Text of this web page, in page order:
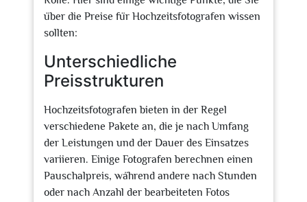
über die Preise für Hochzeitsfotografen wissen
sollten:
Unterschiedliche
Preisstrukturen
Hochzeitsfotografen bieten in der Regel
verschiedene Pakete an, die je nach Umfang
der Leistungen und der Dauer des Einsatzes
variieren. Einige Fotografen berechnen einen
Pauschalpreis, während andere nach Stunden
oder nach Anzahl der bearbeiteten Fotos